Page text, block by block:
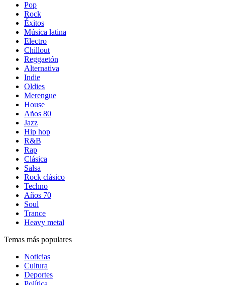
Pop
Rock
Éxitos
Música latina
Electro
Chillout
Reggaetón
Alternativa
Indie
Oldies
Merengue
House
Años 80
Jazz
Hip hop
R&B
Rap
Clásica
Salsa
Rock clásico
Techno
Años 70
Soul
Trance
Heavy metal
Temas más populares
Noticias
Cultura
Deportes